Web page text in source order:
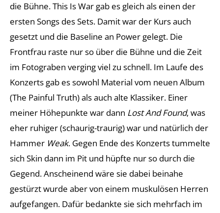
die Bühne. This Is War gab es gleich als einen der
ersten Songs des Sets. Damit war der Kurs auch
gesetzt und die Baseline an Power gelegt. Die
Frontfrau raste nur so über die Bühne und die Zeit
im Fotograben verging viel zu schnell. Im Laufe des
Konzerts gab es sowohl Material vom neuen Album
(The Painful Truth) als auch alte Klassiker. Einer
meiner Höhepunkte war dann Lost And Found, was
eher ruhiger (schaurig-traurig) war und natürlich der
Hammer Weak. Gegen Ende des Konzerts tummelte
sich Skin dann im Pit und hüpfte nur so durch die
Gegend. Anscheinend wäre sie dabei beinahe
gestürzt wurde aber von einem muskulösen Herren
aufgefangen. Dafür bedankte sie sich mehrfach im